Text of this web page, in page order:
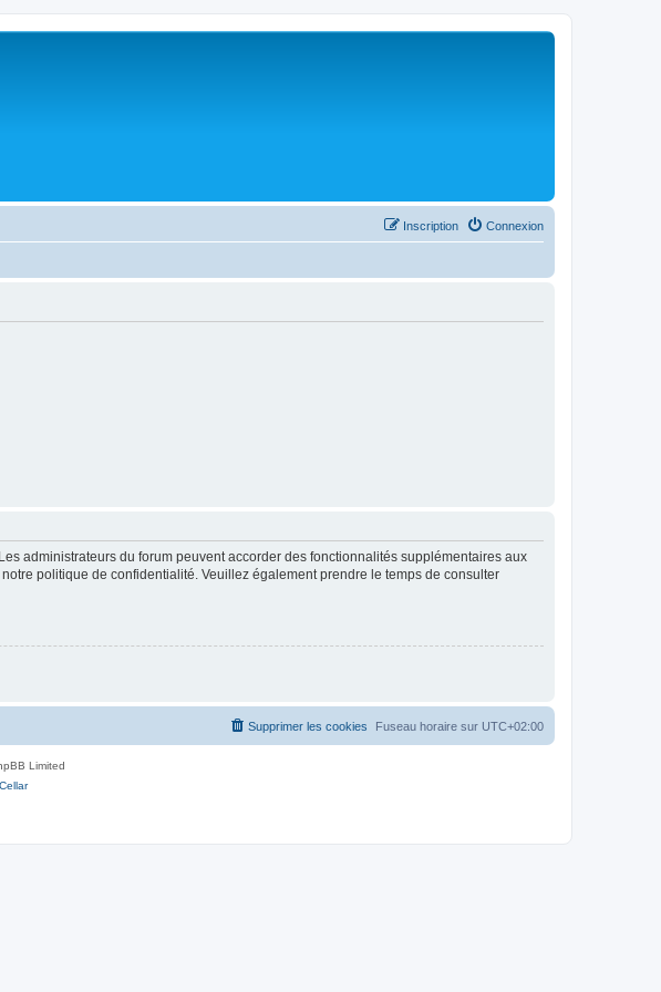
Connexion
Inscription
administrateurs du forum peuvent accorder des fonctionnalités supplémentaires aux
politique de confidentialité. Veuillez également prendre le temps de consulter
Fuseau horaire sur UTC+02:00
Supprimer les cookies
Limited